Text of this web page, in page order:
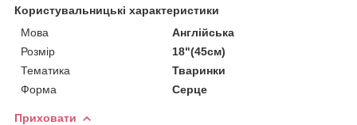
Користувальницькі характеристики
Мова
Англійська
Розмір
18"(45см)
Тематика
Тваринки
Форма
Серце
Приховати